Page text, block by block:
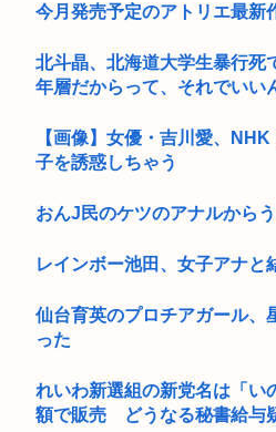
今月発売予定のアトリエ最新
北斗晶、北海道大学生暴行死
年層だからって、それでいい
【画像】女優・吉川愛、
子を誘惑しちゃう
おんJ民のケツのアナルから
レインボー池田、女子アナと
仙台育英のプロチアガール、
った
れいわ新選組の新党名は「
額で販売 どうなる秘書給与